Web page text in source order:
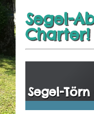
Segel-
Charter!
Segel-